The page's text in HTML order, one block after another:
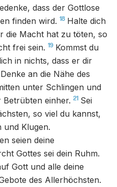
dass der Gottlose
finden wird. 18 Halte dich
die Macht hat zu töten, so
frei sein. 19 Kommst du
in nichts, dass er dir
Denke an die Nähe des
unter Schlingen und
einher. 21 Sei
so viel du kannst,
und Klugen.
seien deine
Gottes sei dein Ruhm.
Gott und alle deine
des Allerhöchsten.